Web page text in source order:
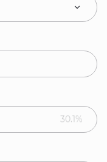
30.1%